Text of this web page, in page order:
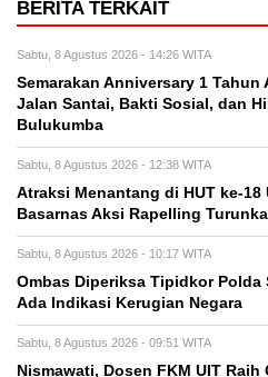
BERITA TERKAIT
Sabtu, 8 Agustus 2026 - 14:26 WITA
Semarakan Anniversary 1 Tahun
Jalan Santai, Bakti Sosial, dan
Bulukumba
Sabtu, 8 Agustus 2026 - 12:38 WITA
Atraksi Menantang di HUT ke-18
Basarnas Aksi Rapelling
Sabtu, 8 Agustus 2026 - 10:17 WITA
Ombas Diperiksa Tipidkor Polda
Ada Indikasi Kerugian Negara
Sabtu, 8 Agustus 2026 - 09:51 WITA
Nismawati, Dosen FKM UIT Raih